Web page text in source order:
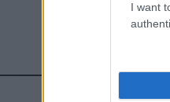
I want